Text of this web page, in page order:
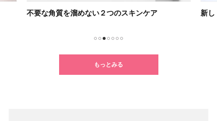
不要な角質を溜めない２つのスキンケア 新
もっとみる